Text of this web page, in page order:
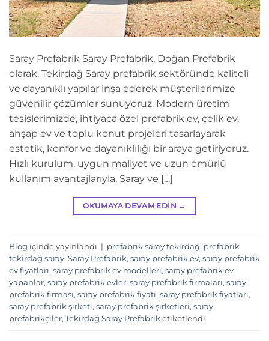
Saray Prefabrik Saray Prefabrik, Doğan Prefabrik
olarak, Tekirdağ Saray prefabrik sektöründe kaliteli
ve dayanıklı yapılar inşa ederek müşterilerimize
güvenilir çözümler sunuyoruz. Modern üretim
tesislerimizde, ihtiyaca özel prefabrik ev, çelik ev,
ahşap ev ve toplu konut projeleri tasarlayarak
estetik, konfor ve dayanıklılığı bir araya getiriyoruz.
Hızlı kurulum, uygun maliyet ve uzun ömürlü
kullanım avantajlarıyla, Saray ve […]
OKUMAYA DEVAM EDIN →
Blog içinde yayınlandı | prefabrik saray tekirdağ, prefabrik
tekirdağ saray, Saray Prefabrik, saray prefabrik ev, saray prefabrik
ev fiyatları, saray prefabrik ev modelleri, saray prefabrik ev
yapanlar, saray prefabrik evler, saray prefabrik firmaları, saray
prefabrik firması, saray prefabrik fiyatı, saray prefabrik fiyatları,
saray prefabrik şirketi, saray prefabrik şirketleri, saray
prefabrikçiler, Tekirdağ Saray Prefabrik etiketlendi